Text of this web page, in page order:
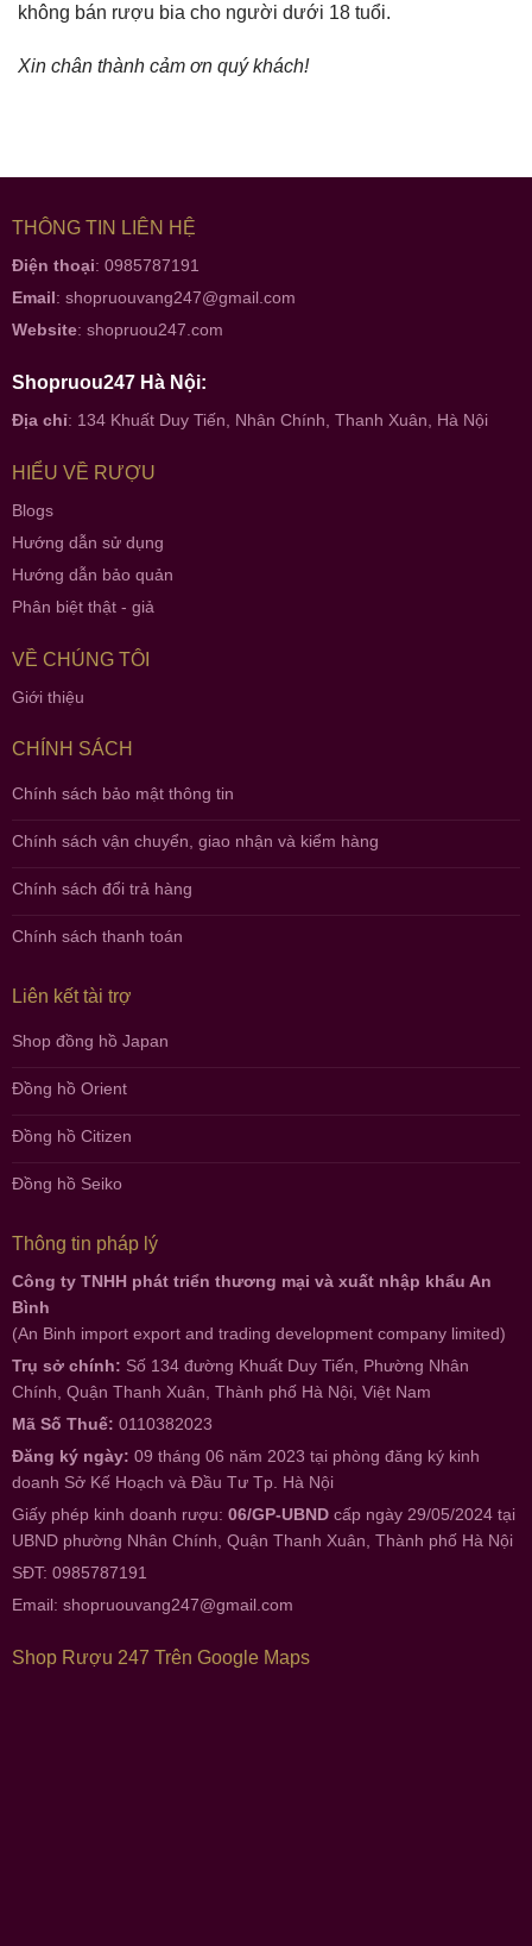
không bán rượu bia cho người dưới 18 tuổi.
Xin chân thành cảm ơn quý khách!
THÔNG TIN LIÊN HỆ
Điện thoại: 0985787191
Email: shopruouvang247@gmail.com
Website: shopruou247.com
Shopruou247 Hà Nội:
Địa chỉ: 134 Khuất Duy Tiến, Nhân Chính, Thanh Xuân, Hà Nội
HIỂU VỀ RƯỢU
Blogs
Hướng dẫn sử dụng
Hướng dẫn bảo quản
Phân biệt thật - giả
VỀ CHÚNG TÔI
Giới thiệu
CHÍNH SÁCH
Chính sách bảo mật thông tin
Chính sách vận chuyển, giao nhận và kiểm hàng
Chính sách đổi trả hàng
Chính sách thanh toán
Liên kết tài trợ
Shop đồng hồ Japan
Đồng hồ Orient
Đồng hồ Citizen
Đồng hồ Seiko
Thông tin pháp lý
Công ty TNHH phát triển thương mại và xuất nhập khẩu An
Bình
(An Binh import export and trading development company limited)
Trụ sở chính: Số 134 đường Khuất Duy Tiến, Phường Nhân
Chính, Quận Thanh Xuân, Thành phố Hà Nội, Việt Nam
Mã Số Thuế: 0110382023
Đăng ký ngày: 09 tháng 06 năm 2023 tại phòng đăng ký kinh
doanh Sở Kế Hoạch và Đầu Tư Tp. Hà Nội
Giấy phép kinh doanh rượu: 06/GP-UBND cấp ngày 29/05/2024 tại
UBND phường Nhân Chính, Quận Thanh Xuân, Thành phố Hà Nội
SĐT: 0985787191
Email: shopruouvang247@gmail.com
Shop Rượu 247 Trên Google Maps